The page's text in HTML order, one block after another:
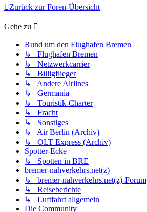
Zurück zur Foren-Übersicht
Gehe zu
Rund um den Flughafen Bremen
↳ Flughafen Bremen
↳ Netzwerkcarrier
↳ Billigflieger
↳ Andere Airlines
↳ Germania
↳ Touristik-Charter
↳ Fracht
↳ Sonstiges
↳ Air Berlin (Archiv)
↳ OLT Express (Archiv)
Spotter-Ecke
↳ Spotten in BRE
bremer-nahverkehrs.net(z)
↳ bremer-nahverkehrs.net(z)-Forum
↳ Reiseberichte
↳ Luftfahrt allgemein
Die Community